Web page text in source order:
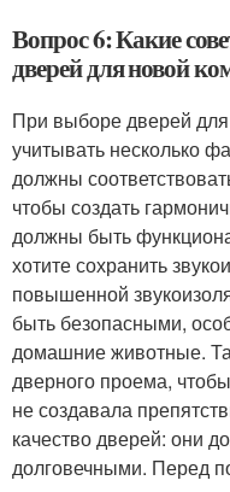
Вопрос 6: Какие
дверей для новой
При выборе дверей
учитывать несколько
должны
чтобы создать
должны быть
хотите сохранить
повышенной
быть безопасными,
домашние животные.
дверного проема,
не создавала
качество дверей: они
долговечными. Перед